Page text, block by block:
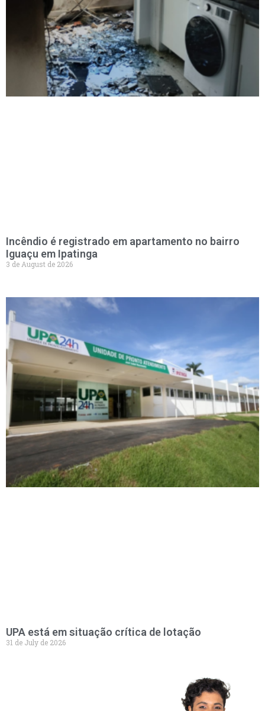
Incêndio é registrado em apartamento no bairro
Iguaçu em Ipatinga
3 de August de 2026
UPA está em situação crítica de lotação
31 de July de 2026